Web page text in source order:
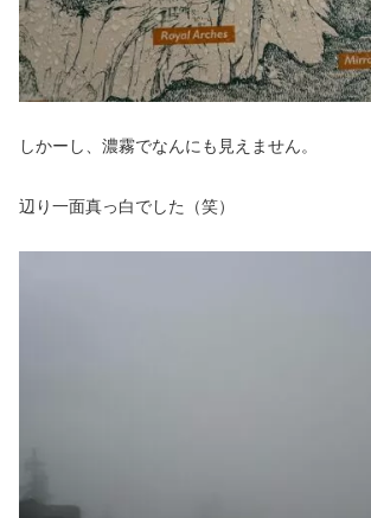
しかーし、濃霧でなんにも見えません。
辺り一面真っ白でした（笑）